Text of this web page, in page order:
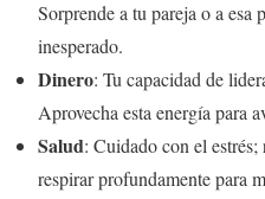
Sorprende a tu pareja o a esa
inesperado.
Dinero: Tu capacidad de
Aprovecha esta energía para
Salud: Cuidado con el estrés;
respirar profundamente para